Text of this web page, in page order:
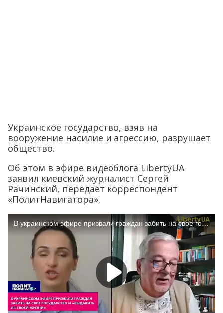
Украинское государство, взяв на
вооружение насилие и агрессию, разрушает
общество.
Об этом в эфире видеоблога LibertyUA
заявил киевский журналист Сергей
Рачинский, передаёт корреспондент
«ПолитНавигатора».